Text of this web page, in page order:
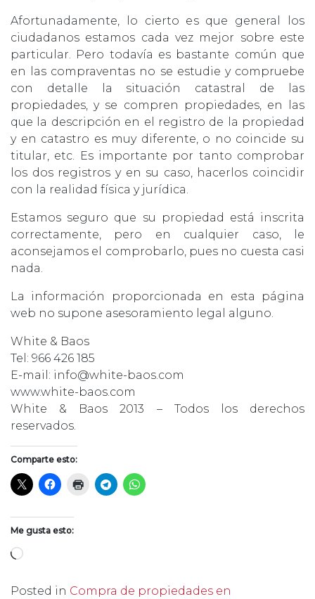
Afortunadamente, lo cierto es que general los
ciudadanos estamos cada vez mejor sobre este
particular. Pero todavía es bastante común que
en las compraventas no se estudie y compruebe
con detalle la situación catastral de las
propiedades, y se compren propiedades, en las
que la descripción en el registro de la propiedad
y en catastro es muy diferente, o no coincide su
titular, etc. Es importante por tanto comprobar
los dos registros y en su caso, hacerlos coincidir
con la realidad física y jurídica.
Estamos seguro que su propiedad está inscrita
correctamente, pero en cualquier caso, le
aconsejamos el comprobarlo, pues no cuesta casi
nada.
La información proporcionada en esta página
web no supone asesoramiento legal alguno.
White & Baos
Tel: 966 426 185
E-mail: info@white-baos.com
www.white-baos.com
White & Baos 2013 – Todos los derechos
reservados.
Comparte esto:
Me gusta esto:
Cargando...
Posted in Compra de propiedades en